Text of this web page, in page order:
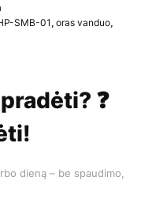
SMB-01, oras vanduo,
❓
dieną – be spaudimo,